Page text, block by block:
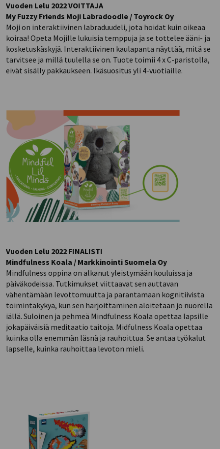
Vuoden Lelu 2022 VOITTAJA
My Fuzzy Friends Moji Labradoodle / Toyrock Oy
Moji on interaktiivinen labraduudeli, jota hoidat kuin oikeaa
koiraa! Opeta Mojille lukuisia temppuja ja se tottelee ääni- ja
kosketuskäskyjä. Interaktiivinen kaulapanta näyttää, mitä se
tarvitsee ja millä tuulella se on. Tuote toimii 4 x C-paristolla,
eivät sisälly pakkaukseen. Ikäsuositus yli 4-vuotiaille.
Vuoden Lelu 2022 FINALISTI
Mindfulness Koala / Markkinointi Suomela Oy
Mindfulness oppina on alkanut yleistymään kouluissa ja
päiväkodeissa. Tutkimukset viittaavat sen auttavan
vähentämään levottomuutta ja parantamaan kognitiivista
toimintakykyä, kun sen harjoittaminen aloitetaan jo nuorella
iällä. Suloinen ja pehmeä Mindfulness Koala opettaa lapsille
jokapäiväisiä meditaatio taitoja. Midfulness Koala opettaa
kuinka olla enemmän läsnä ja rauhoittua. Se antaa työkalut
lapselle, kuinka rauhoittaa levoton mieli.